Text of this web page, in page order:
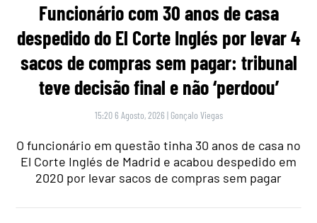
Funcionário com 30 anos de casa
despedido do El Corte Inglés por levar 4
sacos de compras sem pagar: tribunal
teve decisão final e não ‘perdoou’
15:20 6 Agosto, 2026 | Gonçalo Viegas
O funcionário em questão tinha 30 anos de casa no
El Corte Inglés de Madrid e acabou despedido em
2020 por levar sacos de compras sem pagar